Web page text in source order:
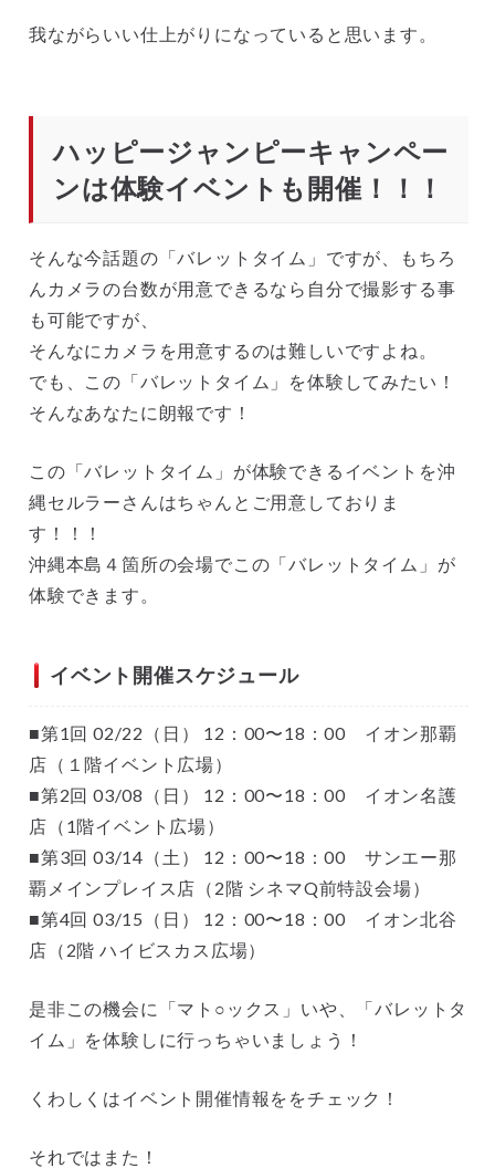
我ながらいい仕上がりになっていると思います。
ハッピージャンピーキャンペー
ンは体験イベントも開催！！！
そんな今話題の「バレットタイム」ですが、もちろ
んカメラの台数が用意できるなら自分で撮影する事
も可能ですが、
そんなにカメラを用意するのは難しいですよね。
でも、この「バレットタイム」を体験してみたい！
そんなあなたに朗報です！
この「バレットタイム」が体験できるイベントを沖
縄セルラーさんはちゃんとご用意しておりま
す！！！
沖縄本島４箇所の会場でこの「バレットタイム」が
体験できます。
イベント開催スケジュール
■第1回 02/22（日） 12：00〜18：00 イオン那覇
店（１階イベント広場）
■第2回 03/08（日） 12：00〜18：00 イオン名護
店（1階イベント広場）
■第3回 03/14（土） 12：00〜18：00 サンエー那
覇メインプレイス店（2階 シネマQ前特設会場）
■第4回 03/15（日） 12：00〜18：00 イオン北谷
店（2階 ハイビスカス広場）
是非この機会に「マト○ックス」いや、「バレットタ
イム」を体験しに行っちゃいましょう！
くわしくはイベント開催情報ををチェック！
それではまた！